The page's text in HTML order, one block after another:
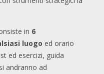
in 6
luogo ed orario
ed esercizi, guida
andranno ad